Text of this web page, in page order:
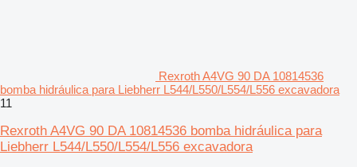
Rexroth A4VG 90 DA 10814536
bomba hidráulica para Liebherr L544/L550/L554/L556 excavadora
11
Rexroth A4VG 90 DA 10814536 bomba hidráulica para
Liebherr L544/L550/L554/L556 excavadora